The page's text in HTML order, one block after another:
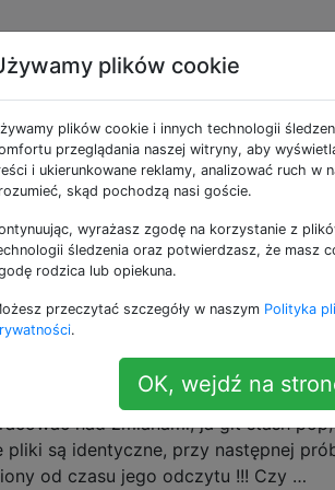
jako load
plik?
są kontrolowane wersjami, więc
Vimem. Jaki jest szybki sposób na
i ponownego otwierania Vima? Czy
wszystkie bufory na raz?
gitczęsto muszę ukryć moje zmiany,
nad zmianami, ja git stash
są identyczne, przy następnej
od czasu jego odczytu !!! Czy …
plików cookie
plików cookie i innych technologii
przeglądania naszej witryny, aby
i ukierunkowane reklamy, analizować ruch w
skąd pochodzą nasi goście.
wyrażasz zgodę na korzystanie z
śledzenia oraz potwierdzasz, że masz
rodzica lub opiekuna.
przeczytać szczegóły w naszym Polityka
.
OK, wejdź na